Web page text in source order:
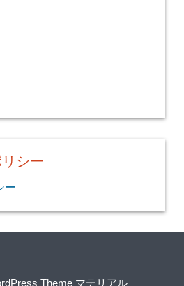
シー
ー
Theme マテリアル